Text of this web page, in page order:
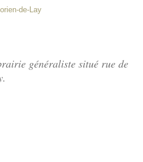
de-Lay
généraliste situé rue de